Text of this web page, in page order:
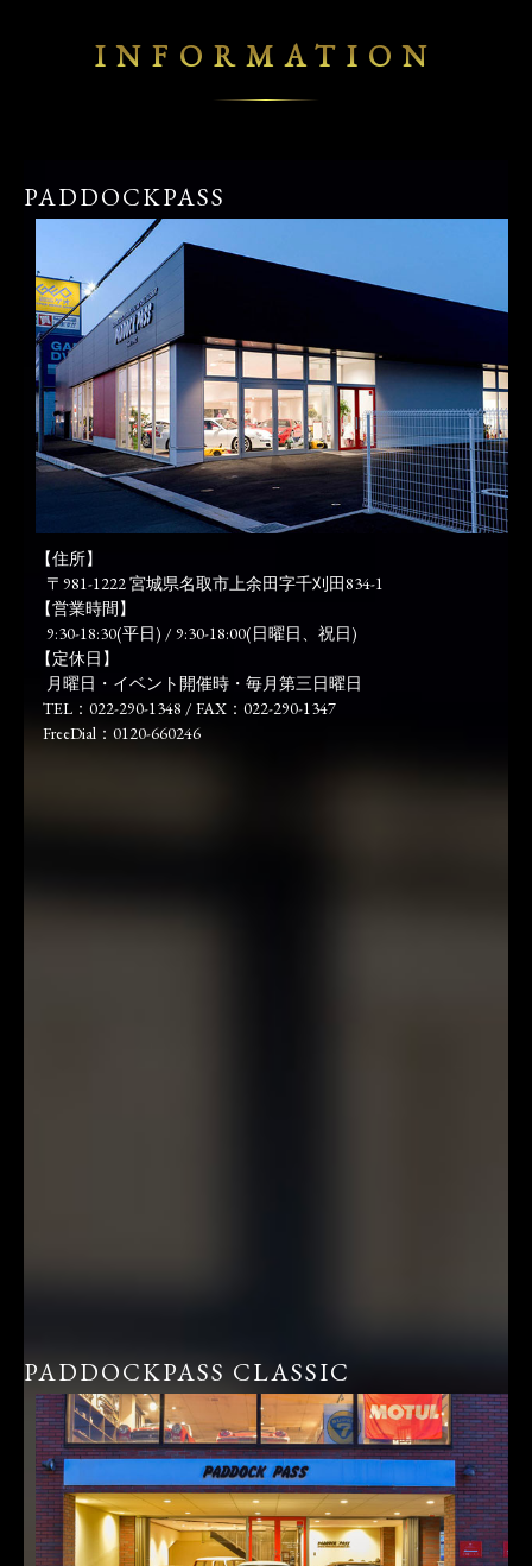
INFORMATION
PADDOCKPASS
【住所】
〒981-1222 宮城県名取市上余田字千刈田834-1
【営業時間】
9:30-18:30(平日) / 9:30-18:00(日曜日、祝日)
【定休日】
月曜日・イベント開催時・毎月第三日曜日
TEL：022-290-1348 / FAX：022-290-1347
FreeDial：0120-660246
PADDOCKPASS CLASSIC